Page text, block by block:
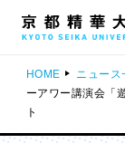
HOME ニュース
ーアワー講演会「
ト